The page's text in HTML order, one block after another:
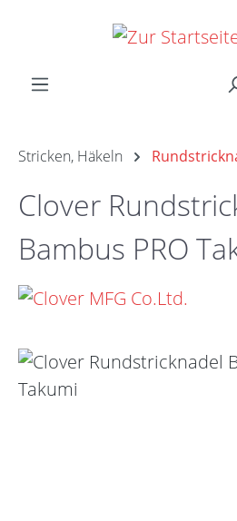
Zum Hauptinhalt springen
Stricken, Häkeln
Clover
Bambus PRO
Bildergalerie überspringen